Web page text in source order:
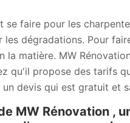
se faire pour les
les dégradations. Pour
la matière. MW
qu'il propose des tarifs
devis qui est gratuit et
MW Rénovation ,